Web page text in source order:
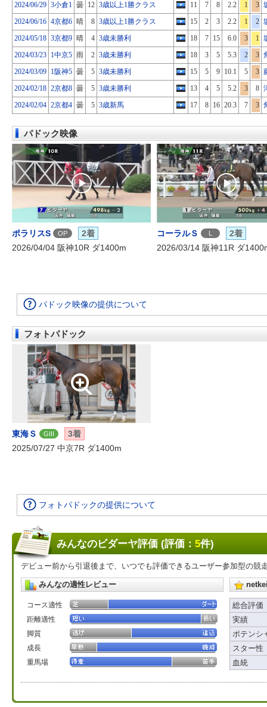
2024/06/29 3小倉1 曇 12 3歳以上1勝クラス 11 7 8 2.2 1 3
2024/06/16 4京都6 晴 8 3歳以上1勝クラス 15 2 3 2.2 1 2
2024/05/18 3京都9 晴 4 3歳未勝利 18 7 15 6.0 3 1
2024/03/23 1中京5 雨 2 3歳未勝利 18 3 5 5.3 2 3
2024/03/09 1阪神5 曇 5 3歳未勝利 15 5 9 10.1 5 3
2024/02/18 2京都8 曇 5 3歳未勝利 13 4 5 5.2 3 8
2024/02/04 2京都4 曇 5 3歳新馬 17 8 16 20.3 7 3
パドック映像
ポラリスS OP
2着
2026/04/04 阪神10R ダ1400m
コーラルＳ L
2着
2026/03/14 阪神11R ダ
パドック映像の提供について
フォトパドック
東海Ｓ GIII
3着
2025/07/27 中京7R ダ1400m
フォトパドックの提供について
みんなのビダーヤ評価 (評価： 5件)
デビュー前から引退後まで、いつでも評価できるユーザー参加型の競
みんなの適性レビュー
コース適性
距離適性
脚質
成長
重馬場
総合評価
実績
ポテンシ
スター性
血統